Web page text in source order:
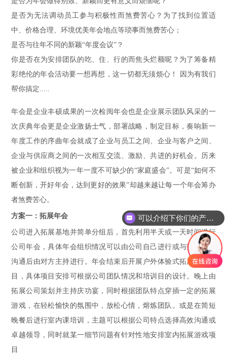
是否为无法调动员工参与积极性而煞费苦心？为了找到位置适
中、价格合理、环境优美年会地点等琐事而煞费苦心；
是否与往年不同的新颖“年度会议”？
你是否在为安排团队的吃、住、行的而焦头烂额呢？为了筹备精
彩绝伦的年会活动要一想再想，这一切都无须烦心！ 因为有我们
帮你搞定.....
年会是企业丰硕成果的一次检阅年会也是企业展示团队风采的一
次庆典年会更是企业激扬士气，部署战略，制定目标，奏响新一
年度工作的序曲年会就成了企业与员工之间、企业与客户之间、
企业与供应商之间的一次相互交流、激励、共进的好机会。历来
被企业和组织视为一年一度不可缺少的“家庭盛会”。可是“如何不
断创新，开好年会，达到更好的效果”却越来越让每一个年会筹办
者煞费苦心。
方案一：拓展年会
公司进入拓展基地并简单分组后，首先利用半天或一天时间进行
公司年会，具体年会组织情况可以由公司自己进行或与拓展公司
沟通后由对方主持进行。年会结束后开展户外体验式拓展培训项
目，具体项目安排可根据公司团队情况和培训目的设计。晚上由
拓展公司策划并主持庆功宴，同时根据团队特点穿插一定的拓展
游戏，在轻松愉快的氛围中，放松心情，熔炼团队。或是在简短
晚餐后进行室内课培训，主题可以根据公司特点选择高效沟通或
卓越领导，同时就某一细节问题有针对性地安排室内拓展游戏项
目
可以介绍下你们的产品么